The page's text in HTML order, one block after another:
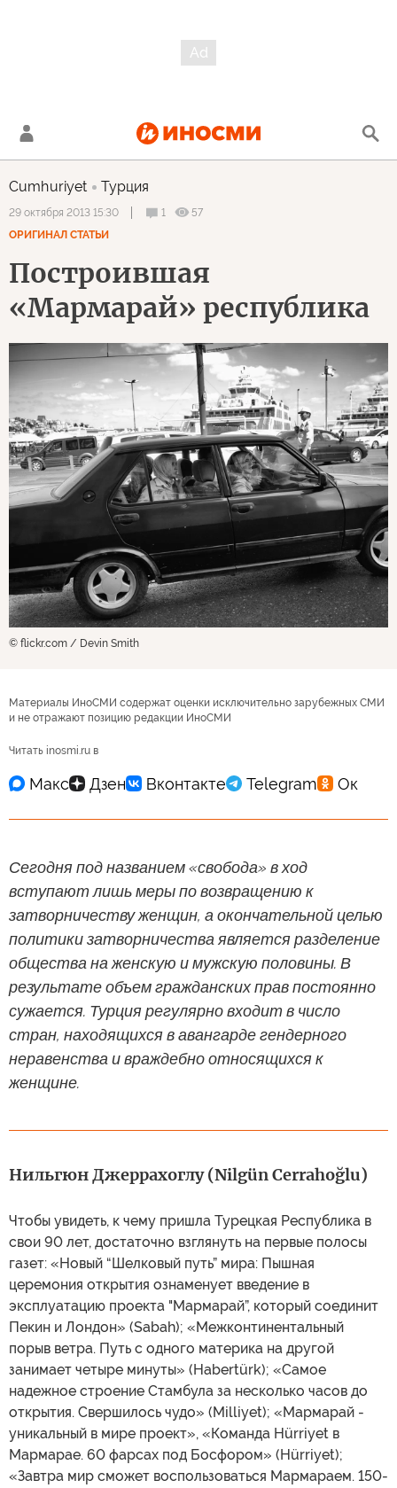
Cumhuriyet Турция
29 октября 2013 15:30 1
57
ОРИГИНАЛ СТАТЬИ
Построившая
«Мармарай» республика
© flickr.com / Devin Smith
Материалы ИноСМИ содержат оценки исключительно зарубежных СМИ
и не отражают позицию редакции ИноСМИ
Читать inosmi.ru в
Сегодня под названием «свобода» в ход
вступают лишь меры по возвращению к
затворничеству женщин, а окончательной целью
политики затворничества является разделение
общества на женскую и мужскую половины. В
результате объем гражданских прав постоянно
сужается. Турция регулярно входит в число
стран, находящихся в авангарде гендерного
неравенства и враждебно относящихся к
женщине.
Нильгюн Джеррахоглу (Nilgün Cerrahoğlu)
Чтобы увидеть, к чему пришла Турецкая Республика в
свои 90 лет, достаточно взглянуть на первые полосы
газет: «Новый “Шелковый путь” мира: Пышная
церемония открытия ознаменует введение в
эксплуатацию проекта "Мармарай”, который соединит
Пекин и Лондон» (Sabah); «Межконтинентальный
порыв ветра. Путь с одного материка на другой
занимает четыре минуты» (Habertürk); «Самое
надежное строение Стамбула за несколько часов до
открытия. Свершилось чудо» (Milliyet); «Мармарай -
уникальный в мире проект», «Команда Hürriyet в
Мармарае. 60 фарсах под Босфором» (Hürriyet);
«Завтра мир сможет воспользоваться Мармараем. 150-